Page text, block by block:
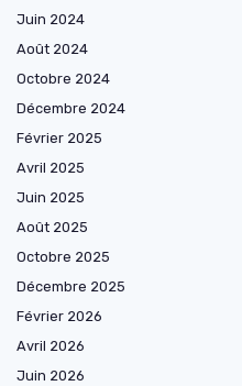
Juin 2024
Août 2024
Octobre 2024
Décembre 2024
Février 2025
Avril 2025
Juin 2025
Août 2025
Octobre 2025
Décembre 2025
Février 2026
Avril 2026
Juin 2026